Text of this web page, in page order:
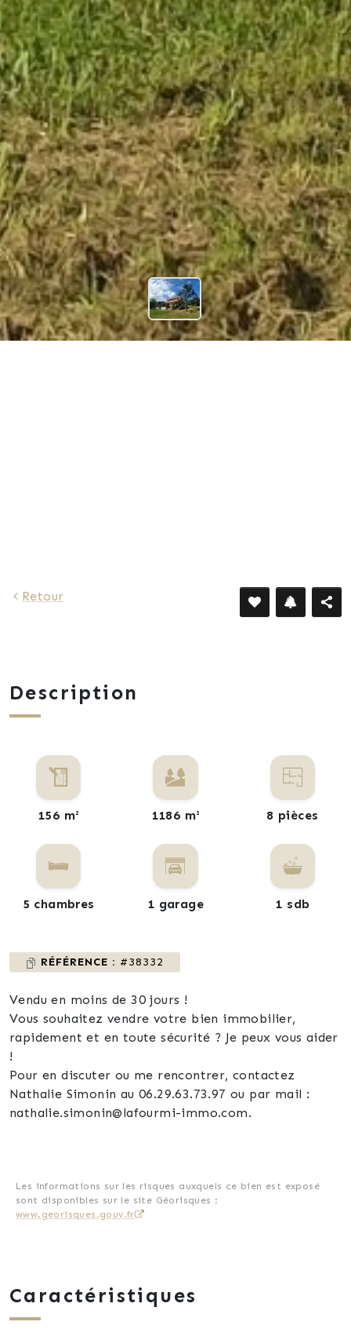
Retour
Description
156 m² 1186 m² 8 pièces
5 chambres 1 garage 1 sdb
RÉFÉRENCE : #38332
Vendu en moins de 30 jours !
Vous souhaitez vendre votre bien immobilier,
rapidement et en toute sécurité ? Je peux vous aider
!
Pour en discuter ou me rencontrer, contactez
Nathalie Simonin au 06.29.63.73.97 ou par mail :
nathalie.simonin@lafourmi-immo.com.
Les informations sur les risques auxquels ce bien est exposé
sont disponibles sur le site Géorisques :
www.georisques.gouv.fr
Caractéristiques